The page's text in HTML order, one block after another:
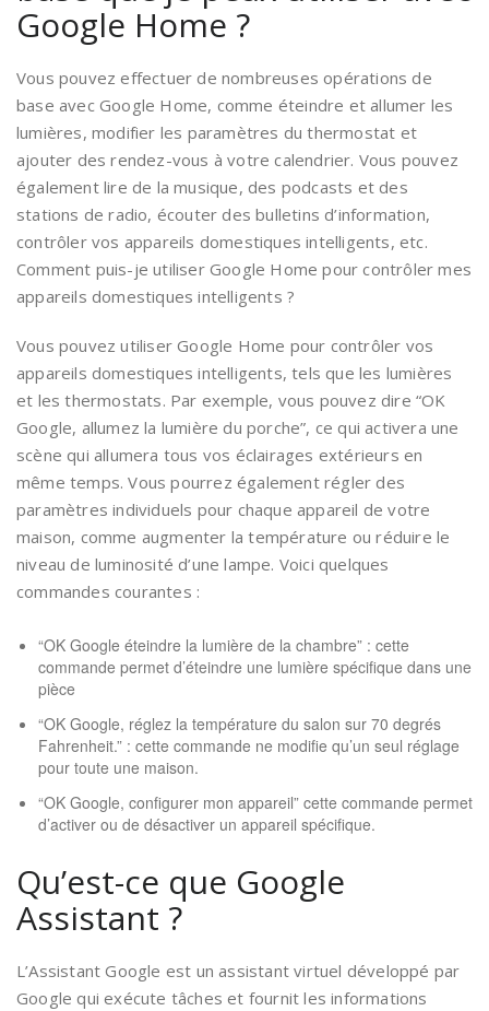
Google Home ?
Vous pouvez effectuer de nombreuses opérations de
base avec Google Home, comme éteindre et allumer les
lumières, modifier les paramètres du thermostat et
ajouter des rendez-vous à votre calendrier. Vous pouvez
également lire de la musique, des podcasts et des
stations de radio, écouter des bulletins d’information,
contrôler vos appareils domestiques intelligents, etc.
Comment puis-je utiliser Google Home pour contrôler mes
appareils domestiques intelligents ?
Vous pouvez utiliser Google Home pour contrôler vos
appareils domestiques intelligents, tels que les lumières
et les thermostats. Par exemple, vous pouvez dire “OK
Google, allumez la lumière du porche”, ce qui activera une
scène qui allumera tous vos éclairages extérieurs en
même temps. Vous pourrez également régler des
paramètres individuels pour chaque appareil de votre
maison, comme augmenter la température ou réduire le
niveau de luminosité d’une lampe. Voici quelques
commandes courantes :
“OK Google éteindre la lumière de la chambre” : cette
commande permet d’éteindre une lumière spécifique dans une
pièce
“OK Google, réglez la température du salon sur 70 degrés
Fahrenheit.” : cette commande ne modifie qu’un seul réglage
pour toute une maison.
“OK Google, configurer mon appareil” cette commande permet
d’activer ou de désactiver un appareil spécifique.
Qu’est-ce que Google
Assistant ?
L’Assistant Google est un assistant virtuel développé par
Google qui exécute tâches et fournit les informations